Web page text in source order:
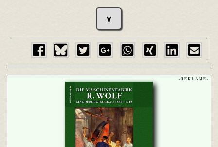
∨
- R E K L A M E -